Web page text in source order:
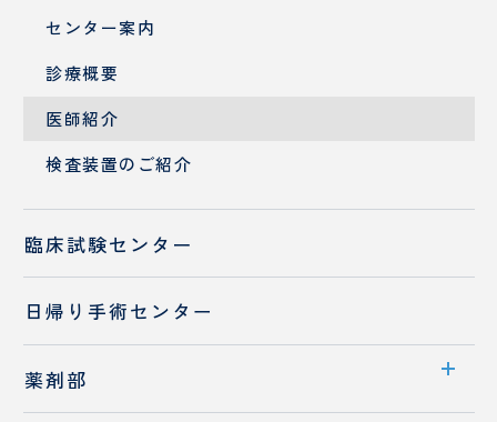
歯科麻酔科
センター案内
診療概要
医師紹介
検査装置のご紹介
臨床試験センター
日帰り手術センター
薬剤部